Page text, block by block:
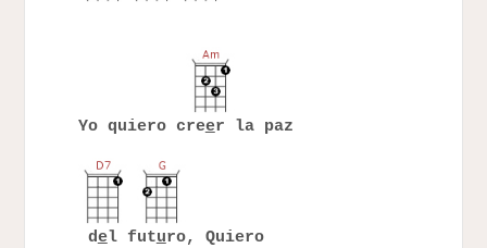
Yo quiero creer la paz
del futuro, Quiero